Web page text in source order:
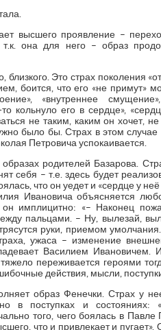
высшего проявление –
она для него – образ
Это страх поколения
боится, что его «не примут»
«внутреннее
кольнуло его в сердце»,
не таким, каким он хочет,
было бы. Страх в этом
Петровича успокаивается.
родителей Базарова.
себя – т.е. здесь будет
что он уедет и «сердце у
Ивановича объясняется
имплицитно: «– Наконец
пальцами. – Ну, вылезай,
руки, приемом
ужаса – изменение
Василием Ивановичем.
переживается героями
действия, мысли,
образ Фенечки. Страх у
в поступках и состояниях:
того, чего боялась в Павле
что и привлекает и